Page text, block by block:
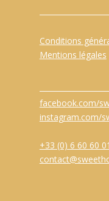
Conditions
Mentions légales
facebook.com/
instagram.com/
+33 (0) 6 60 60